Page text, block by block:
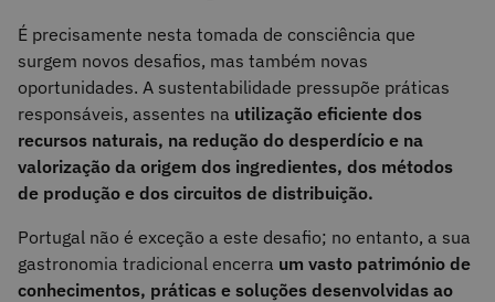
É precisamente nesta tomada de consciência que
surgem novos desafios, mas também novas
oportunidades. A sustentabilidade pressupõe práticas
responsáveis, assentes na utilização eficiente dos
recursos naturais, na redução do desperdício e na
valorização da origem dos ingredientes, dos métodos
de produção e dos circuitos de distribuição.
Portugal não é exceção a este desafio; no entanto, a sua
gastronomia tradicional encerra um vasto património de
conhecimentos, práticas e soluções desenvolvidas ao